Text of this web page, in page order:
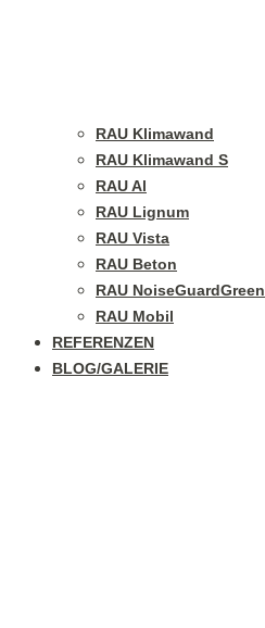
RAU Klimawand
RAU Klimawand S
RAU Al
RAU Lignum
RAU Vista
RAU Beton
RAU NoiseGuardGreen
RAU Mobil
REFERENZEN
BLOG/GALERIE